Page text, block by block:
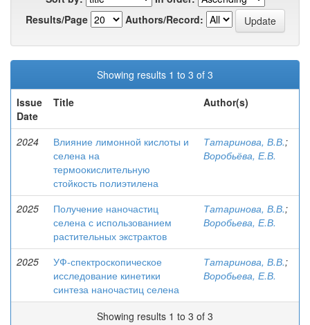
Results/Page
Authors/Record:
Showing results 1 to 3 of 3
Issue
Date
Title Author(s)
2024
Влияние лимонной кислоты и
селена на
термоокислительную
стойкость полиэтилена
Татаринова, В.В.;
Воробьёва, Е.В.
2025
Получение наночастиц
селена с использованием
растительных экстрактов
Татаринова, В.В.;
Воробьева, Е.В.
2025
УФ-спектроскопическое
исследование кинетики
синтеза наночастиц селена
Татаринова, В.В.;
Воробьева, Е.В.
Showing results 1 to 3 of 3